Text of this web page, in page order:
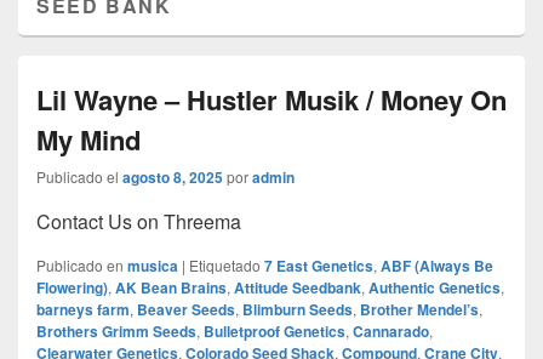
SEED BANK
Lil Wayne – Hustler Musik / Money On
My Mind
Publicado el agosto 8, 2025poradmin
Contact Us on Threema
Publicado en musica | Etiquetado 7 East Genetics, ABF (Always Be
Flowering), AK Bean Brains, Attitude Seedbank, Authentic Genetics,
barneys farm, Beaver Seeds, Blimburn Seeds, Brother Mendel’s,
Brothers Grimm Seeds, Bulletproof Genetics, Cannarado,
Clearwater Genetics, Colorado Seed Shack, Compound, Crane City,